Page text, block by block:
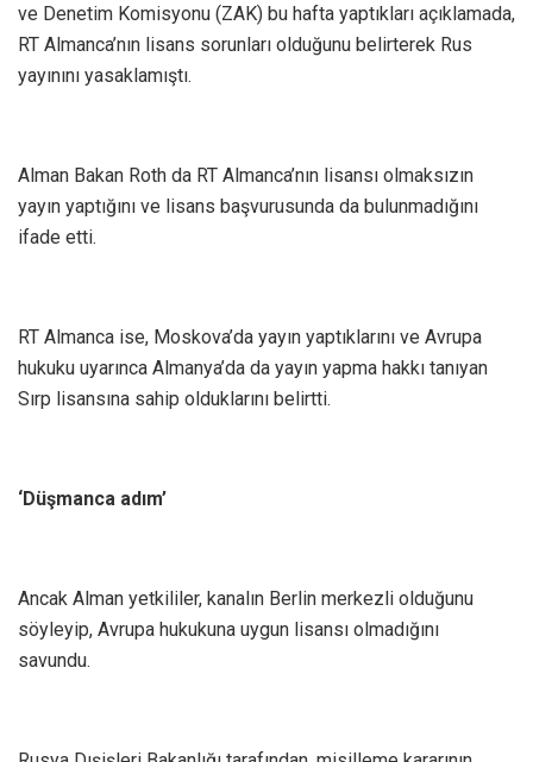
ve Denetim Komisyonu (ZAK) bu hafta yaptıkları açıklamada,
RT Almanca’nın lisans sorunları olduğunu belirterek Rus
yayınını yasaklamıştı.
Alman Bakan Roth da RT Almanca’nın lisansı olmaksızın
yayın yaptığını ve lisans başvurusunda da bulunmadığını
ifade etti.
RT Almanca ise, Moskova’da yayın yaptıklarını ve Avrupa
hukuku uyarınca Almanya’da da yayın yapma hakkı tanıyan
Sırp lisansına sahip olduklarını belirtti.
‘Düşmanca adım’
Ancak Alman yetkililer, kanalın Berlin merkezli olduğunu
söyleyip, Avrupa hukukuna uygun lisansı olmadığını
savundu.